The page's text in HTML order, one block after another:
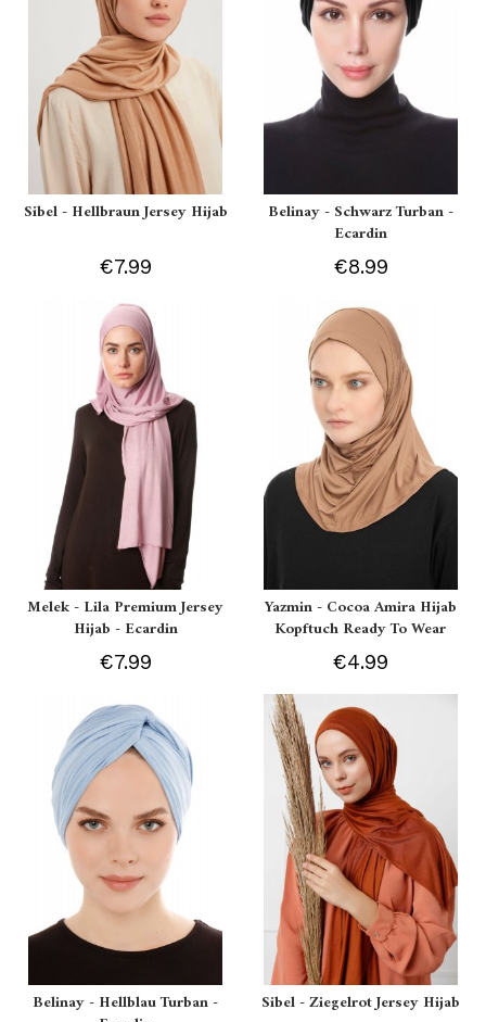
Sibel - Hellbraun Jersey Hijab
€7.99
Belinay - Schwarz Turban -
Ecardin
€8.99
Melek - Lila Premium Jersey
Hijab - Ecardin
€7.99
Yazmin - Cocoa Amira Hijab
Kopftuch Ready To Wear
€4.99
Belinay - Hellblau Turban -
Sibel - Ziegelrot Jersey Hijab